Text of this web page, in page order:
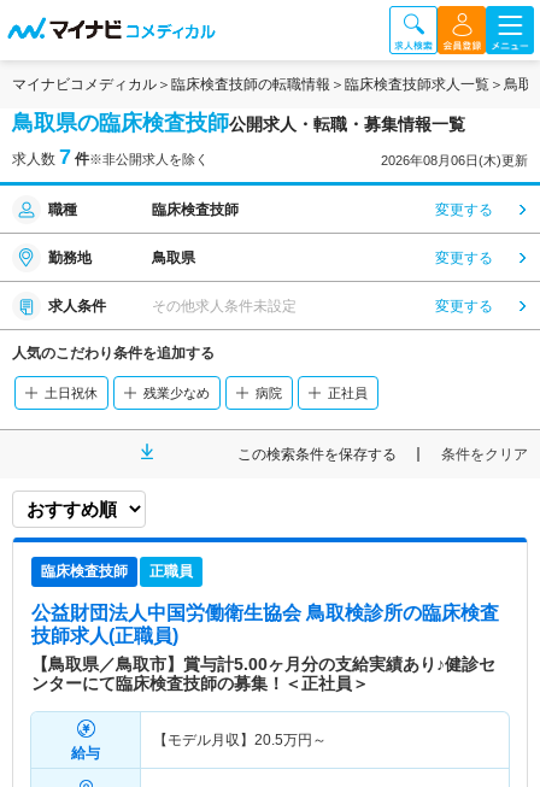
マイナビコメディカル 臨床検査技師の転職情報 臨床検査技師求人一覧 鳥取
鳥取県の臨床検査技師公開求人・転職・募集情報一覧
求人数 7 件※非公開求人を除く 2026年08月06日(木)更新
職種 臨床検査技師 変更する
勤務地 鳥取県 変更する
求人条件 その他求人条件未設定 変更する
人気のこだわり条件を追加する
土日祝休 残業少なめ 病院 正社員
この検索条件を保存する 条件をクリア
臨床検査技師 正職員
公益財団法人中国労働衛生協会 鳥取検診所の臨床検査
技師求人(正職員)
【鳥取県／鳥取市】賞与計5.00ヶ月分の支給実績あり♪健診セ
ンターにて臨床検査技師の募集！＜正社員＞
給与
【モデル月収】 20.5万円～